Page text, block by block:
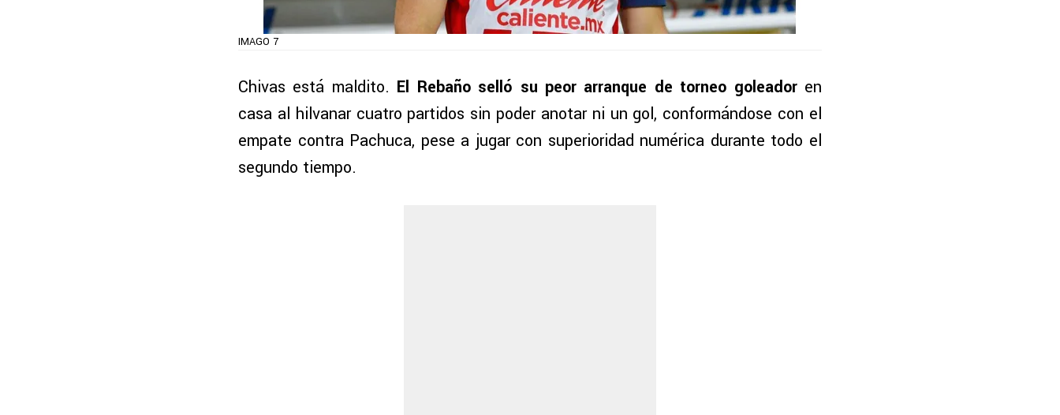
IMAGO 7
Chivas está maldito. El Rebaño selló su peor arranque de torneo goleadoren
casa al hilvanar cuatro partidos sin poder anotar ni un gol, conformándose con el
empate contra Pachuca, pese a jugar con superioridad numérica durante todo el
segundo tiempo.